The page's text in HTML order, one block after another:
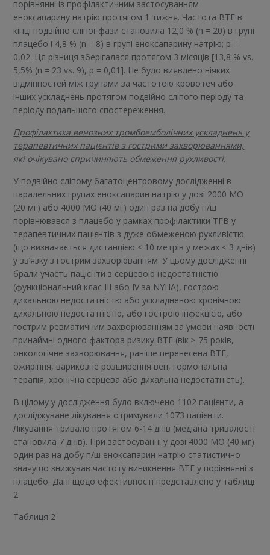
порівнянні із профілактичним застосуванням
еноксапарину натрію протягом 1 тижня. Частота ВТЕ в
кінці подвійно сліпої фази становила 12,0 % (n = 20) в групі
плацебо і 4,8 % (n = 8) в групі еноксапарину натрію; p =
0,02. Ця різниця зберігалася протягом 3 місяців [13,8 % vs.
5,5% (n = 23 vs. 9), p = 0,01]. Не було виявлено ніяких
відмінностей між групами за частотою кровотеч або
інших ускладнень протягом подвійно сліпого періоду та
періоду подальшого спостереження.
Профілактика венозних тромбоемболічних ускладнень у
терапевтичних пацієнтів з гострими захворюваннями,
які очікувано спричиняють обмеження рухливості.
У подвійно сліпому багатоцентровому дослідженні в
паралельних групах еноксапарин натрію у дозі 2000 МО
(20 мг) або 4000 МО (40 мг) один раз на добу п/ш
порівнювався з плацебо у рамках профілактики ТГВ у
терапевтичних пацієнтів з дуже обмеженою рухливістю
(що визначається дистанцією < 10 метрів у межах ≤ 3 днів)
у зв’язку з гострим захворюванням. У цьому дослідженні
брали участь пацієнти з серцевою недостатністю
(функціональний клас III або IV за NYHA), гострою
дихальною недостатністю або ускладненою хронічною
дихальною недостатністю, або гострою інфекцією, або
гострим ревматичним захворюванням за умови наявності
принаймні одного фактора ризику ВТЕ (вік ≥ 75 років,
онкологічне захворювання, раніше перенесена ВТЕ,
ожиріння, варикозне розширення вен, гормональна
терапія, хронічна серцева або дихальна недостатність).
В цілому у дослідження було включено 1102 пацієнти, а
досліджуване лікування отримували 1073 пацієнти.
Лікування тривало протягом 6-14 днів (медіана тривалості
становила 7 днів). При застосуванні у дозі 4000 МО (40 мг)
один раз на добу п/ш еноксапарин натрію статистично
значущо знижував частоту виникнення ВТЕ у порівнянні з
плацебо. Дані щодо ефективності представлено у таблиці
2.
Таблиця 2